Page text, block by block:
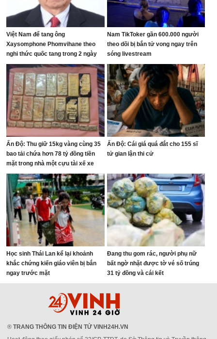
Việt Nam để tang ông
Xaysomphone Phomvihane theo
nghi thức quốc tang trong 2 ngày
Nam TikToker gần 600.000 người
theo dõi bị bắn tử vong ngay trên
sóng livestream
Ấn Độ: Thu giữ 15kg vàng cùng 35
bao tải chứa hơn 78 tỷ đồng tiền
mặt trong nhà một cựu tài xế xe
buýt
Ấn Độ: Cái giá quá đắt cho 155 sĩ
tử gian lận thi cử
Học sinh Thái Lan kể lại khoảnh
khắc chứng kiến giáo viên bị bắn
ngay trước mặt
Đang thu gom rác, người phụ nữ
bất ngờ nhặt được tờ vé số trúng
31 tỷ đồng và cái kết
® TRANG THÔNG TIN ĐIỆN TỬ VINH24H.VN